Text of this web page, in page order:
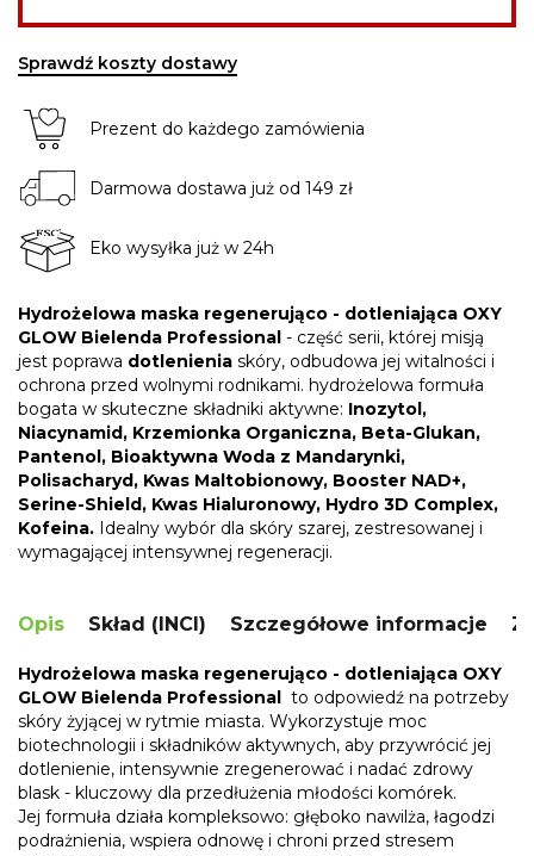
Sprawdź koszty dostawy
Prezent do każdego zamówienia
Darmowa dostawa już od 149 zł
Eko wysyłka już w 24h
Hydrożelowa maska regenerująco - dotleniająca OXY
GLOW Bielenda Professional - część serii, której misją
jest poprawa dotlenienia skóry, odbudowa jej witalności i
ochrona przed wolnymi rodnikami. hydrożelowa formuła
bogata w skuteczne składniki aktywne: Inozytol,
Niacynamid, Krzemionka Organiczna, Beta-Glukan,
Pantenol, Bioaktywna Woda z Mandarynki,
Polisacharyd, Kwas Maltobionowy, Booster NAD+,
Serine-Shield, Kwas Hialuronowy, Hydro 3D Complex,
Kofeina. Idealny wybór dla skóry szarej, zestresowanej i
wymagającej intensywnej regeneracji.
Opis Skład (INCI) Szczegółowe informacje
Hydrożelowa maska regenerująco - dotleniająca OXY
GLOW Bielenda Professional to odpowiedź na potrzeby
skóry żyjącej w rytmie miasta. Wykorzystuje moc
biotechnologii i składników aktywnych, aby przywrócić jej
dotlenienie, intensywnie zregenerować i nadać zdrowy
blask - kluczowy dla przedłużenia młodości komórek.
Jej formuła działa kompleksowo: głęboko nawilża, łagodzi
podrażnienia, wspiera odnowę i chroni przed stresem